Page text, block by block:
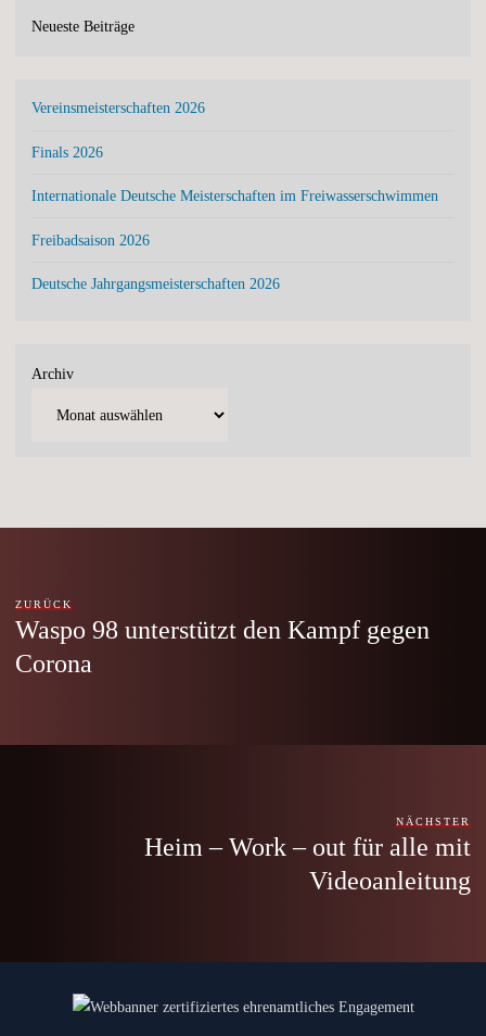
Neueste Beiträge
Vereinsmeisterschaften 2026
Finals 2026
Internationale Deutsche Meisterschaften im Freiwasserschwimmen
Freibadsaison 2026
Deutsche Jahrgangsmeisterschaften 2026
Archiv
ZURÜCK
Waspo 98 unterstützt den Kampf gegen
Corona
NÄCHSTER
Heim – Work – out für alle mit
Videoanleitung